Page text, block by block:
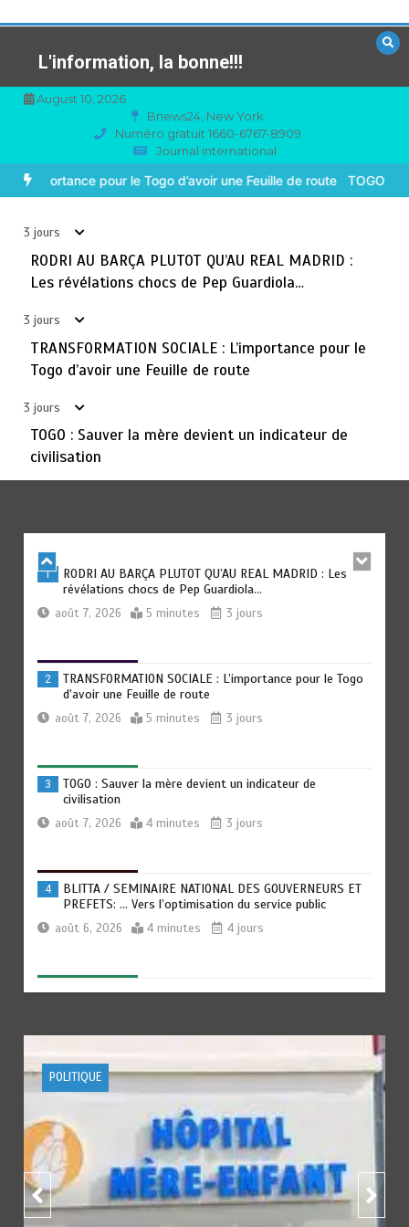
au
contenuL'information, la bonne!!!
August 10, 2026
Bnews24, New York
Numéro gratuit 1660-6767-8909
Journal international
QU’AU REAL MADRID : Les révélations chocs de Pep Guardiola…
3 jours
RODRI AU BARÇA PLUTOT QU’AU REAL MADRID :
Les révélations chocs de Pep Guardiola…
3 jours
TRANSFORMATION SOCIALE : L’importance pour le
Togo d’avoir une Feuille de route
3 jours
TOGO : Sauver la mère devient un indicateur de
civilisation
TOGO : Sauver la mère devient un indicateur de
4
BLITTA / SEMINAIRE NATIONAL DES GOUVERNEURS ET
PREFETS: … Vers l’optimisation du service public
RECHERCHE ET INNOVATION: Le Togo ouvre la voie pour
l’enracinement du génie génétique et de la
tourisme
1
RODRI AU BARÇA PLUTOT QU’AU REAL MADRID : Les
révélations chocs de Pep Guardiola…
août 7, 2026 5 minutes 3 jours
2
TRANSFORMATION SOCIALE : L’importance pour le Togo
d’avoir une Feuille de route
août 7, 2026 5 minutes 3 jours
3
TOGO : Sauver la mère devient un indicateur de
civilisation
août 7, 2026 4 minutes 3 jours
4
BLITTA / SEMINAIRE NATIONAL DES GOUVERNEURS ET
PREFETS: … Vers l’optimisation du service public
août 6, 2026 4 minutes 4 jours
5
RECHERCHE ET INNOVATION: Le Togo ouvre la voie pour
TOGO : Bon vent dans les secteurs des transports et du
août 6, 2026 4 minutes 4 jours
1
RODRI AU BARÇA PLUTOT QU’AU REAL MADRID : Les
ACTUALITE FOOTBALL SPORTS